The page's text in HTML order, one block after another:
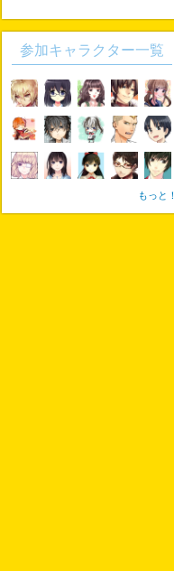
参加キャラクター一覧
もっと！